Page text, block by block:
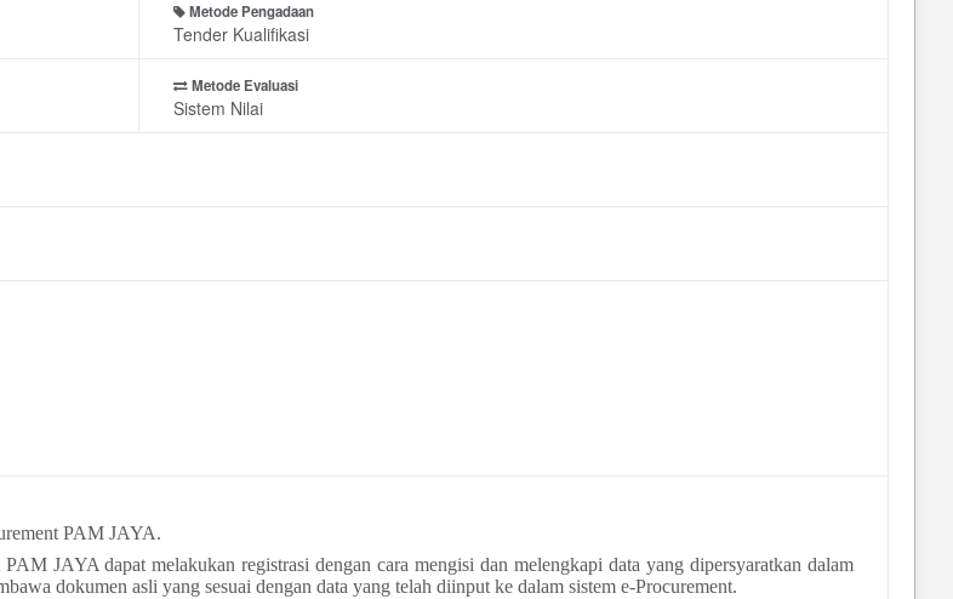
Metode Pengadaan
Tender Kualifikasi
Metode Evaluasi
Sistem Nilai
PAM JAYA.
JAYA dapat melakukan registrasi dengan cara mengisi dan melengkapi data yang dipersyaratkan dalam
dokumen asli yang sesuai dengan data yang telah diinput ke dalam sistem e-Procurement.